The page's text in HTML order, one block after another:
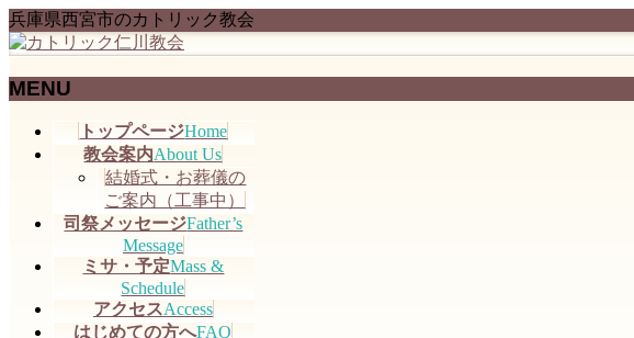
兵庫県西宮市のカトリック教会
MENU
トップページHome
教会案内About Us
結婚式・お葬儀の
ご案内（工事中）
司祭メッセージFather’s
Message
ミサ・予定Mass &
Schedule
アクセスAccess
はじめての方へFAQ